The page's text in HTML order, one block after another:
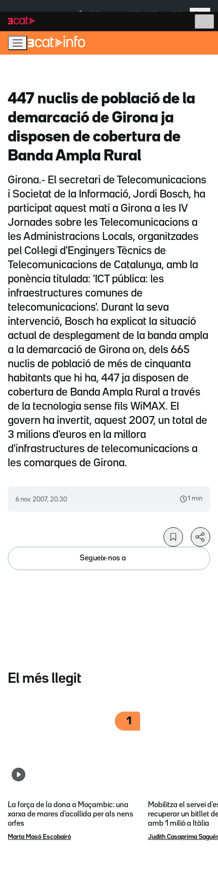
navegació
principal
contingut
Més
447 nuclis de població de la
demarcació de Girona ja
disposen de cobertura de
Banda Ampla Rural
Girona.- El secretari de Telecomunicacions
i Societat de la Informació, Jordi Bosch, ha
participat aquest matí a Girona a les IV
Jornades sobre les Telecomunicacions a
les Administracions Locals, organitzades
pel Col·legi d'Enginyers Tècnics de
Telecomunicacions de Catalunya, amb la
ponència titulada: 'ICT pública: les
infraestructures comunes de
telecomunicacions'. Durant la seva
intervenció, Bosch ha explicat la situació
actual de desplegament de la banda ampla
a la demarcació de Girona on, dels 665
nuclis de població de més de cinquanta
habitants que hi ha, 447 ja disposen de
cobertura de Banda Ampla Rural a través
de la tecnologia sense fils WiMAX. El
govern ha invertit, aquest 2007, un total de
3 milions d'euros en la millora
d'infrastructures de telecomunicacions a
les comarques de Girona.
6 nov. 2007, 20.30 1 min
Segueix-nos a
El més llegit
1
La força de la dona a Moçambic: una
xarxa de mares d'acollida per als nens
orfes
Marta Masó Escobairó
Mobilitza el servei
recuperar un bitllet
amb 1 milió a Itàlia
Judith Casaprima